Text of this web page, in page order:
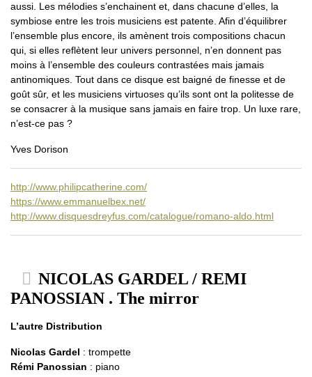
aussi. Les mélodies s’enchainent et, dans chacune d’elles, la
symbiose entre les trois musiciens est patente. Afin d’équilibrer
l’ensemble plus encore, ils amènent trois compositions chacun
qui, si elles reflètent leur univers personnel, n’en donnent pas
moins à l’ensemble des couleurs contrastées mais jamais
antinomiques. Tout dans ce disque est baigné de finesse et de
goût sûr, et les musiciens virtuoses qu’ils sont ont la politesse de
se consacrer à la musique sans jamais en faire trop. Un luxe rare,
n’est-ce pas ?
Yves Dorison
http://www.philipcatherine.com/
https://www.emmanuelbex.net/
http://www.disquesdreyfus.com/catalogue/romano-aldo.html
NICOLAS GARDEL / REMI
PANOSSIAN . The mirror
L’autre Distribution
Nicolas Gardel : trompette
Rémi Panossian : piano